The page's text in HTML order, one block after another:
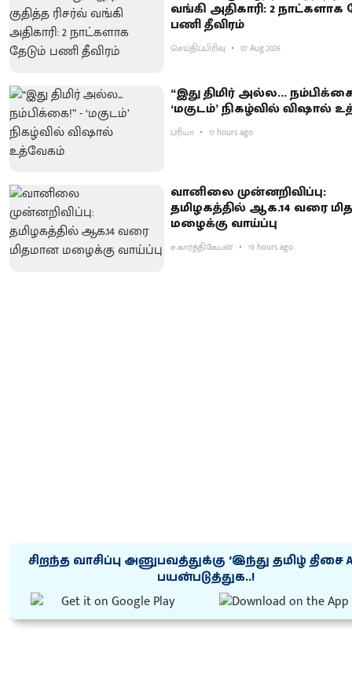
வங்கி அதிகாரி: 2 நாட்களாக
பணி தீவிரம்
செய்திப்பிரிவு 07 Aug 2026
“இது திமிர் அல்ல...
‘மகுடம்’ நிகழ்வில் விஷால்
ப்ரியா 17 hours ago
வானிலை முன்னறிவிப்பு:
தமிழகத்தில் ஆக.14 வரை
மழைக்கு வாய்ப்பு
ச.கார்த்திகேயன் 19 hours ago
சிறந்த வாசிப்பு அனுபவத்துக்கு ‘இந்து தமிழ் திசை
பயன்படுத்துக..!